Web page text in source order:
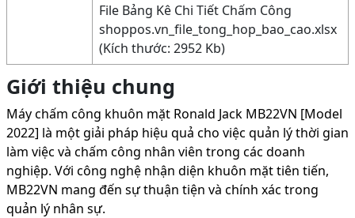
File Bảng Kê Chi Tiết Chấm Công
shoppos.vn_file_tong_hop_bao_cao.xlsx
(Kích thước: 2952 Kb)
Giới thiệu chung
Máy chấm công khuôn mặt Ronald Jack MB22VN [Model
2022] là một giải pháp hiệu quả cho việc quản lý thời gian
làm việc và chấm công nhân viên trong các doanh
nghiệp. Với công nghệ nhận diện khuôn mặt tiên tiến,
MB22VN mang đến sự thuận tiện và chính xác trong
quản lý nhân sự.